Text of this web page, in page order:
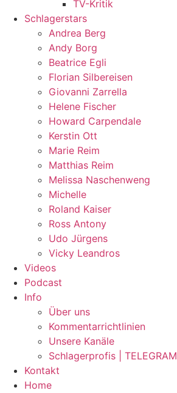
TV-Kritik
Schlagerstars
Andrea Berg
Andy Borg
Beatrice Egli
Florian Silbereisen
Giovanni Zarrella
Helene Fischer
Howard Carpendale
Kerstin Ott
Marie Reim
Matthias Reim
Melissa Naschenweng
Michelle
Roland Kaiser
Ross Antony
Udo Jürgens
Vicky Leandros
Videos
Podcast
Info
Über uns
Kommentarrichtlinien
Unsere Kanäle
Schlagerprofis | TELEGRAM
Kontakt
Home